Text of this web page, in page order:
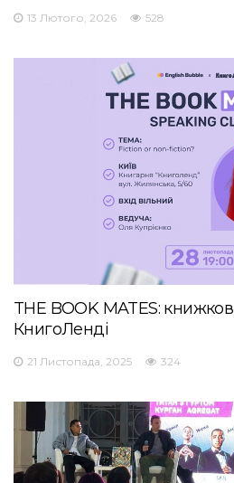
13 Лютого, 2026 528
THE BOOK MATES:
КнигоЛенді
21 Листопада, 2025 324